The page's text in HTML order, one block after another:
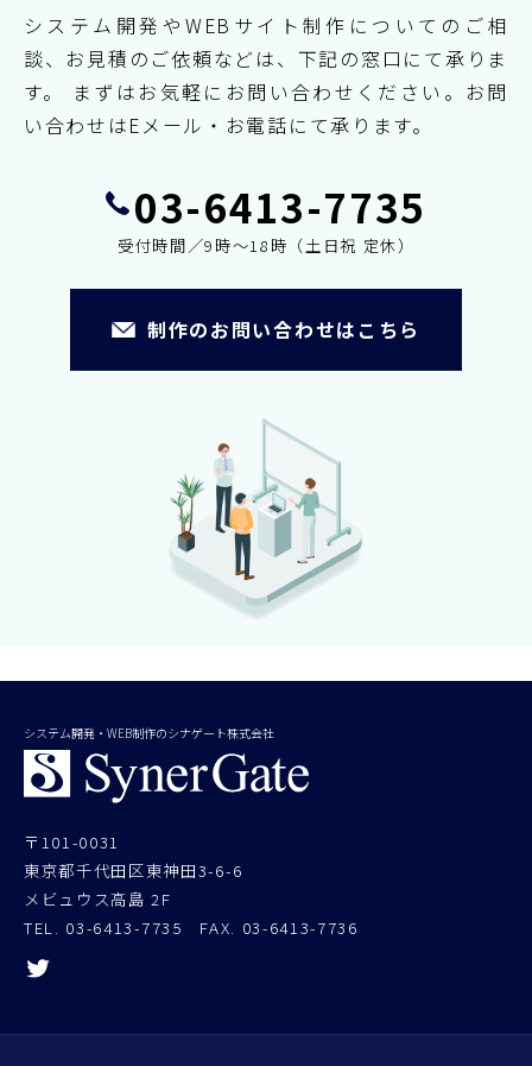
システム開発やWEBサイト制作についてのご相
談、お見積のご依頼などは、下記の窓口にて承りま
す。
まずはお気軽にお問い合わせください。お問
い合わせはEメール・お電話にて承ります。
03-6413-7735
受付時間／9時～18時（土日祝 定休）
制作のお問い合わせはこちら
システム開発・WEB制作のシナゲート株式会社
〒101-0031
東京都千代田区東神田3-6-6
メビュウス高島 2F
TEL. 03-6413-7735 FAX. 03-6413-7736